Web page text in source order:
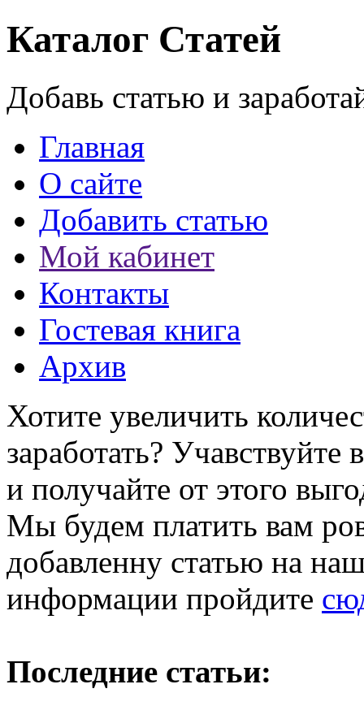
Каталог Статей
Добавь статью и
Главная
О сайте
Добавить статью
Мой кабинет
Контакты
Гостевая книга
Архив
Хотите увеличить
заработать?
и получайте от этого
Мы будем платить вам
добавленну статью на
информации пройдите
Последние статьи: